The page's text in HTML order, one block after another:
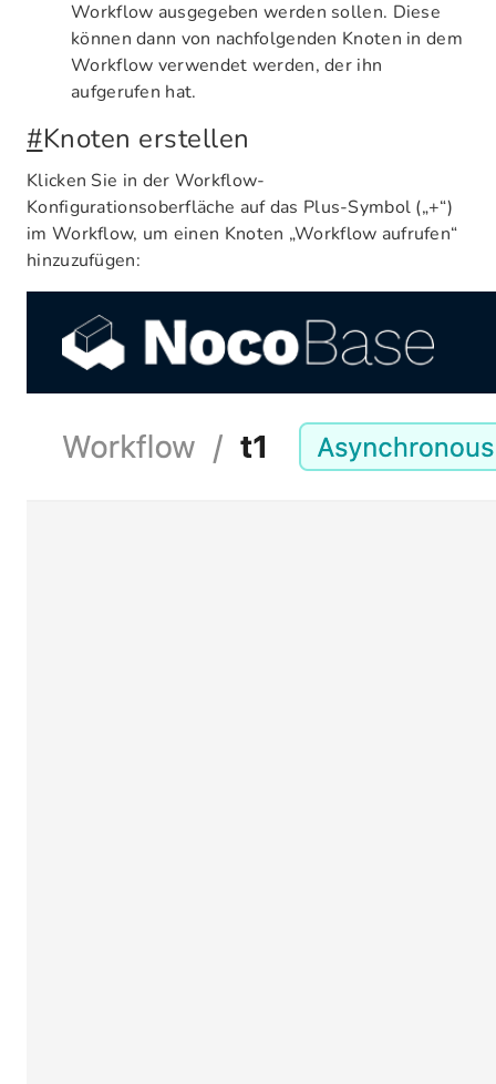
Workflow ausgegeben werden sollen. Diese
können dann von nachfolgenden Knoten in dem
Workflow verwendet werden, der ihn
aufgerufen hat.
#Knoten erstellen
Klicken Sie in der Workflow-
Konfigurationsoberfläche auf das Plus-Symbol („+“)
im Workflow, um einen Knoten „Workflow aufrufen“
hinzuzufügen: